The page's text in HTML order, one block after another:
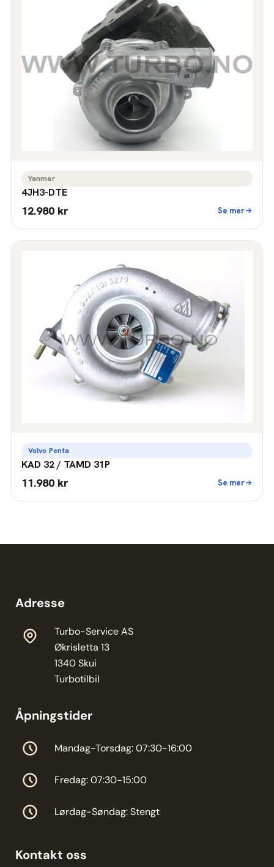
Yanmar
4JH3-DTE
12.980 kr Se mer
Volvo Penta
KAD 32 / TAMD 31P
11.980 kr Se mer
Adresse
Turbo-Service AS
Økrisletta 13
1340 Skui
Turbotilbil
Åpningstider
Mandag-Torsdag: 07:30-16:00
Fredag: 07:30-15:00
Lørdag-Søndag: Stengt
Kontakt oss